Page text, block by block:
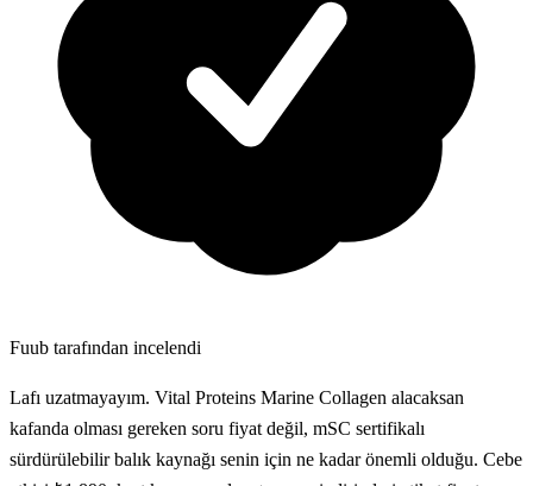
Fuub tarafından incelendi
Lafı uzatmayayım. Vital Proteins Marine Collagen alacaksan
kafanda olması gereken soru fiyat değil, mSC sertifikalı
sürdürülebilir balık kaynağı senin için ne kadar önemli olduğu. Cebe